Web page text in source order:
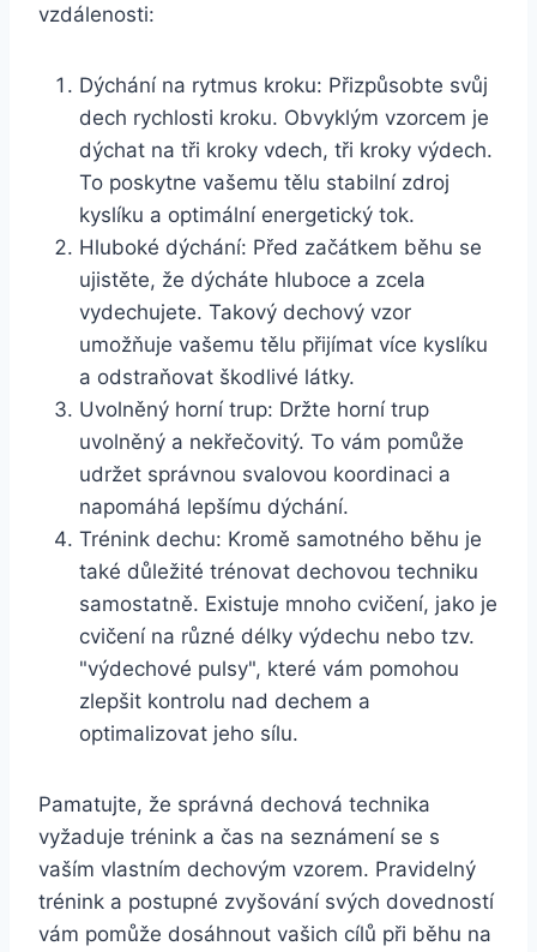
vzdálenosti:
Dýchání na rytmus kroku: Přizpůsobte svůj
dech rychlosti kroku. Obvyklým vzorcem je
dýchat na tři kroky vdech, tři kroky výdech.
To poskytne vašemu tělu stabilní zdroj
kyslíku a optimální energetický tok.
Hluboké dýchání: Před začátkem běhu se
ujistěte, že dýcháte hluboce a zcela
vydechujete. Takový dechový vzor
umožňuje vašemu tělu přijímat více kyslíku
a odstraňovat škodlivé látky.
Uvolněný horní trup: Držte horní trup
uvolněný a nekřečovitý. To vám pomůže
udržet správnou svalovou koordinaci a
napomáhá lepšímu dýchání.
Trénink dechu: Kromě samotného běhu je
také důležité trénovat dechovou techniku
samostatně. Existuje mnoho cvičení, jako je
cvičení na různé délky výdechu nebo tzv.
"výdechové pulsy", které vám pomohou
zlepšit kontrolu nad dechem a
optimalizovat jeho sílu.
Pamatujte, že správná dechová technika
vyžaduje trénink a čas na seznámení se s
vaším vlastním dechovým vzorem. Pravidelný
trénink a postupné zvyšování svých dovedností
vám pomůže dosáhnout vašich cílů při běhu na